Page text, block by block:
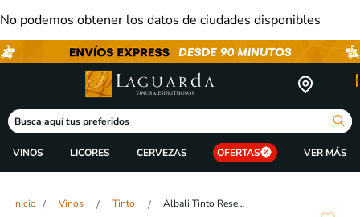
No podemos obtener los datos de ciudades disponibles
Busca aquí tus preferidos
VINOS LICORES CERVEZAS OFERTAS
Vinos Tinto Albali Tinto Reserva - 750ml